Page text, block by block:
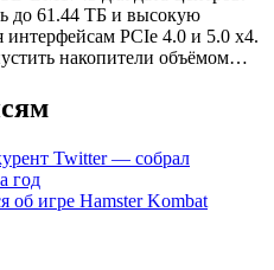
до 61.44 ТБ и высокую
интерфейсам PCIe 4.0 и 5.0 x4.
накопители объёмом…
Twitter — собрал
год
об игре Hamster Kombat